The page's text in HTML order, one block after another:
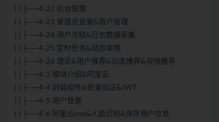
| | ├──4-22 后台管理
| | ├──4-23 管理员登录&用户管理
| | ├──4-24 用户冻结&日志数据采集
| | ├──4-25 定时任务&动态审核
| | ├──4-26 理论&用户推荐&动态推荐&视频推荐
| | ├──4-3 模块介绍&阿里云
| | ├──4-4 封装组件&登录验证&JWT
| | ├──4-5 用户登录
| | ├──4-6 阿里云oss&人脸识别&保存用户信息